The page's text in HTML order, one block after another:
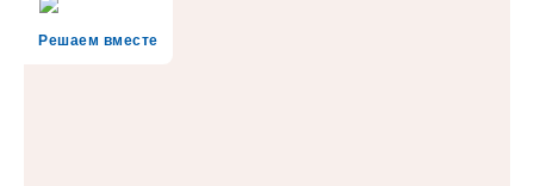
Решаем вместе